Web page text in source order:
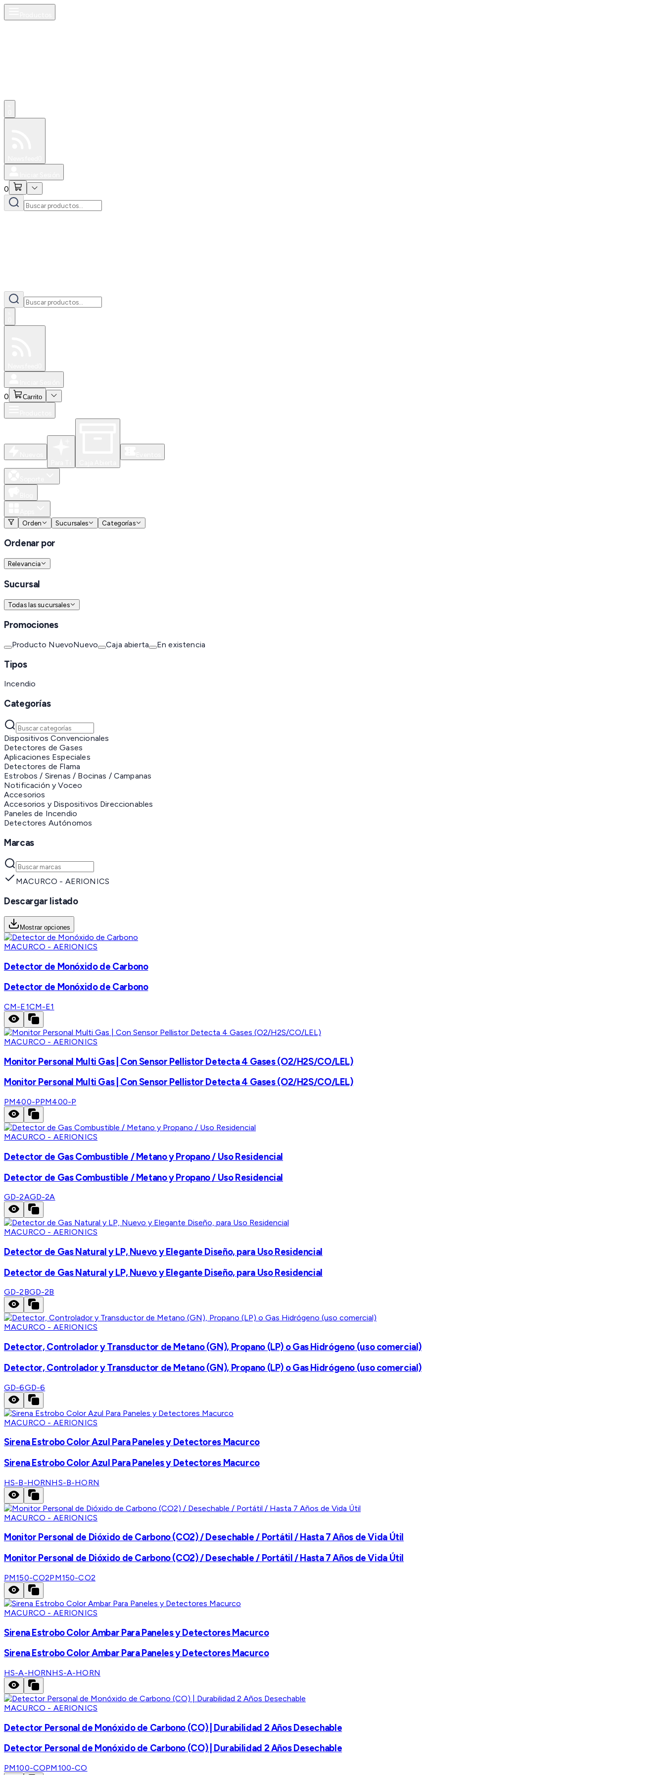
0
0 Carrito
Orden
Sucursales Categorías
Ordenar por
Relevancia
Sucursal
Todas las sucursales
Promociones
Producto NuevoNuevo Caja abierta En existencia
Tipos
Incendio
Categorías
Dispositivos Convencionales
Detectores de Gases
Aplicaciones Especiales
Detectores de Flama
Estrobos / Sirenas / Bocinas / Campanas
Notificación y Voceo
Accesorios
Accesorios y Dispositivos Direccionables
Paneles de Incendio
Detectores Autónomos
Marcas
MACURCO - AERIONICS
Descargar listado
Mostrar opciones
MACURCO - AERIONICS
Detector de Monóxido de Carbono
Detector de Monóxido de Carbono
CM-E1CM-E1
MACURCO - AERIONICS
Monitor Personal Multi Gas | Con Sensor Pellistor Detecta 4 Gases (O2/H2S/CO/LEL)
Monitor Personal Multi Gas | Con Sensor Pellistor Detecta 4 Gases (O2/H2S/CO/LEL)
PM400-PPM400-P
MACURCO - AERIONICS
Detector de Gas Combustible / Metano y Propano / Uso Residencial
Detector de Gas Combustible / Metano y Propano / Uso Residencial
GD-2AGD-2A
MACURCO - AERIONICS
Detector de Gas Natural y LP, Nuevo y Elegante Diseño, para Uso Residencial
Detector de Gas Natural y LP, Nuevo y Elegante Diseño, para Uso Residencial
GD-2BGD-2B
MACURCO - AERIONICS
Detector, Controlador y Transductor de Metano (GN), Propano (LP) o Gas Hidrógeno (uso comercial)
Detector, Controlador y Transductor de Metano (GN), Propano (LP) o Gas Hidrógeno (uso comercial)
GD-6GD-6
MACURCO - AERIONICS
Sirena Estrobo Color Azul Para Paneles y Detectores Macurco
Sirena Estrobo Color Azul Para Paneles y Detectores Macurco
HS-B-HORNHS-B-HORN
MACURCO - AERIONICS
Monitor Personal de Dióxido de Carbono (CO2) / Desechable / Portátil / Hasta 7 Años de Vida Útil
Monitor Personal de Dióxido de Carbono (CO2) / Desechable / Portátil / Hasta 7 Años de Vida Útil
PM150-CO2PM150-CO2
MACURCO - AERIONICS
Sirena Estrobo Color Ambar Para Paneles y Detectores Macurco
Sirena Estrobo Color Ambar Para Paneles y Detectores Macurco
HS-A-HORNHS-A-HORN
MACURCO - AERIONICS
Detector Personal de Monóxido de Carbono (CO) | Durabilidad 2 Años Desechable
Detector Personal de Monóxido de Carbono (CO) | Durabilidad 2 Años Desechable
PM100-COPM100-CO